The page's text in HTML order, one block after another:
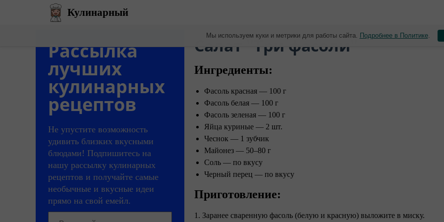
Кулинарный
Рассылка
лучших
кулинарных
рецептов
Не упустите возможность
удивить близких вкусными
блюдами! Подпишитесь на
нашу рассылку кулинарных
рецептов и получайте самые
необычные и вкусные идеи
прямо на свой емейл.
​Салат "Три фасоли"
Ингредиенты:
Фасоль красная — 100 г
Фасоль белая — 100 г
Фасоль зеленая — 100 г
Яйца куриные — 2 шт.
Чеснок — 1 зубчик
Майонез — 50–80 г
Соль — по вкусу
Черный перец — по вкусу
Приготовление:
1. Заранее сваренную фасоль (белую и красную) выложите в миску.
Мы используем куки и метрики для работы сайта. Подробнее в Политике.